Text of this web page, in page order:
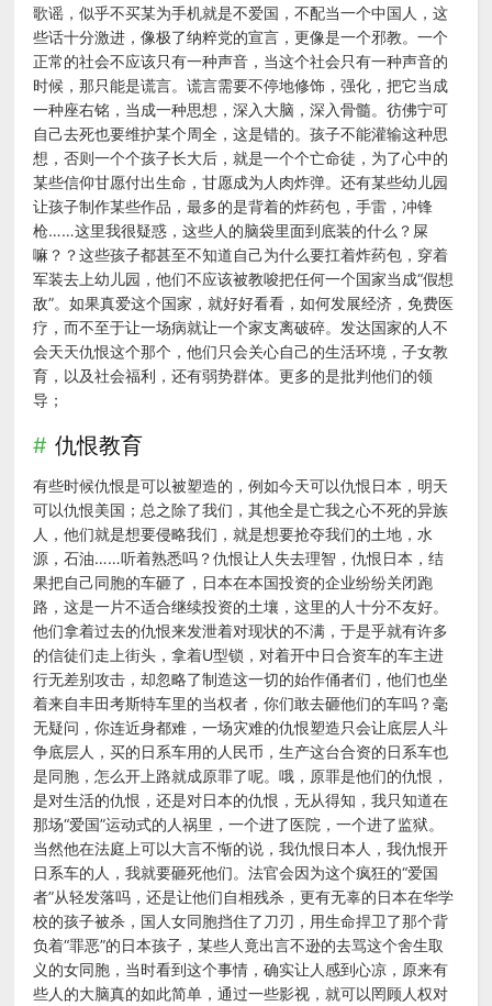
歌谣，似乎不买某为手机就是不爱国，不配当一个中国人，这
些话十分激进，像极了纳粹党的宣言，更像是一个邪教。一个
正常的社会不应该只有一种声音，当这个社会只有一种声音的
时候，那只能是谎言。谎言需要不停地修饰，强化，把它当成
一种座右铭，当成一种思想，深入大脑，深入骨髓。彷佛宁可
自己去死也要维护某个周全，这是错的。孩子不能灌输这种思
想，否则一个个孩子长大后，就是一个个亡命徒，为了心中的
某些信仰甘愿付出生命，甘愿成为人肉炸弹。还有某些幼儿园
让孩子制作某些作品，最多的是背着的炸药包，手雷，冲锋
枪……这里我很疑惑，这些人的脑袋里面到底装的什么？屎
嘛？？这些孩子都甚至不知道自己为什么要扛着炸药包，穿着
军装去上幼儿园，他们不应该被教唆把任何一个国家当成“假想
敌”。如果真爱这个国家，就好好看看，如何发展经济，免费医
疗，而不至于让一场病就让一个家支离破碎。发达国家的人不
会天天仇恨这个那个，他们只会关心自己的生活环境，子女教
育，以及社会福利，还有弱势群体。更多的是批判他们的领
导；
仇恨教育
有些时候仇恨是可以被塑造的，例如今天可以仇恨日本，明天
可以仇恨美国；总之除了我们，其他全是亡我之心不死的异族
人，他们就是想要侵略我们，就是想要抢夺我们的土地，水
源，石油……听着熟悉吗？仇恨让人失去理智，仇恨日本，结
果把自己同胞的车砸了，日本在本国投资的企业纷纷关闭跑
路，这是一片不适合继续投资的土壤，这里的人十分不友好。
他们拿着过去的仇恨来发泄着对现状的不满，于是乎就有许多
的信徒们走上街头，拿着U型锁，对着开中日合资车的车主进
行无差别攻击，却忽略了制造这一切的始作俑者们，他们也坐
着来自丰田考斯特车里的当权者，你们敢去砸他们的车吗？毫
无疑问，你连近身都难，一场灾难的仇恨塑造只会让底层人斗
争底层人，买的日系车用的人民币，生产这台合资的日系车也
是同胞，怎么开上路就成原罪了呢。哦，原罪是他们的仇恨，
是对生活的仇恨，还是对日本的仇恨，无从得知，我只知道在
那场“爱国”运动式的人祸里，一个进了医院，一个进了监狱。
当然他在法庭上可以大言不惭的说，我仇恨日本人，我仇恨开
日系车的人，我就要砸死他们。法官会因为这个疯狂的“爱国
者”从轻发落吗，还是让他们自相残杀，更有无辜的日本在华学
校的孩子被杀，国人女同胞挡住了刀刃，用生命捍卫了那个背
负着“罪恶”的日本孩子，某些人竟出言不逊的去骂这个舍生取
义的女同胞，当时看到这个事情，确实让人感到心凉，原来有
些人的大脑真的如此简单，通过一些影视，就可以罔顾人权对